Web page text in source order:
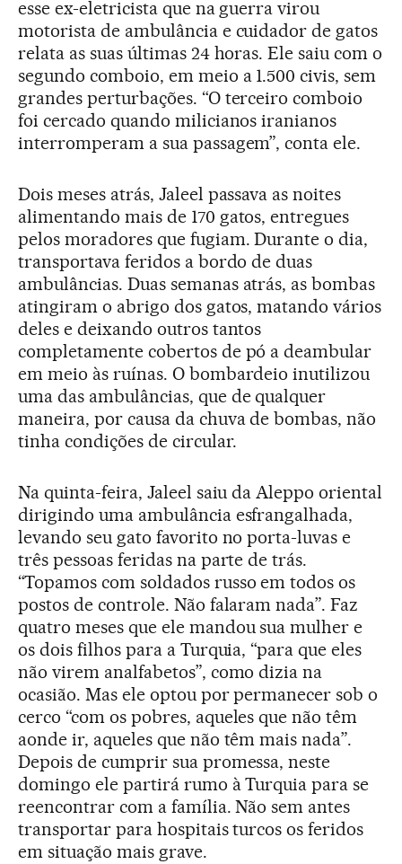
esse ex-eletricista que na guerra virou
motorista de ambulância e cuidador de gatos
relata as suas últimas 24 horas. Ele saiu com o
segundo comboio, em meio a 1.500 civis, sem
grandes perturbações. “O terceiro comboio
foi cercado quando milicianos iranianos
interromperam a sua passagem”, conta ele.
Dois meses atrás, Jaleel passava as noites
alimentando mais de 170 gatos, entregues
pelos moradores que fugiam. Durante o dia,
transportava feridos a bordo de duas
ambulâncias. Duas semanas atrás, as bombas
atingiram o abrigo dos gatos, matando vários
deles e deixando outros tantos
completamente cobertos de pó a deambular
em meio às ruínas. O bombardeio inutilizou
uma das ambulâncias, que de qualquer
maneira, por causa da chuva de bombas, não
tinha condições de circular.
Na quinta-feira, Jaleel saiu da Aleppo oriental
dirigindo uma ambulância esfrangalhada,
levando seu gato favorito no porta-luvas e
três pessoas feridas na parte de trás.
“Topamos com soldados russo em todos os
postos de controle. Não falaram nada”. Faz
quatro meses que ele mandou sua mulher e
os dois filhos para a Turquia, “para que eles
não virem analfabetos”, como dizia na
ocasião. Mas ele optou por permanecer sob o
cerco “com os pobres, aqueles que não têm
aonde ir, aqueles que não têm mais nada”.
Depois de cumprir sua promessa, neste
domingo ele partirá rumo à Turquia para se
reencontrar com a família. Não sem antes
transportar para hospitais turcos os feridos
em situação mais grave.